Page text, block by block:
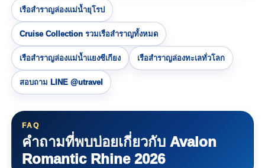
เรือสำราญล่องแม่น้ำยุโรป
Cruise Collection รวมเรือสำราญทั้งหมด
เรือสำราญล่องแม่น้ำแยงซีเกียง เรือสำราญล่องทะเลทั่วโลก
สอบถาม LINE @utravel
FAQ
คำถามที่พบบ่อยเกี่ยวกับ Avalon
Romantic Rhine 2026